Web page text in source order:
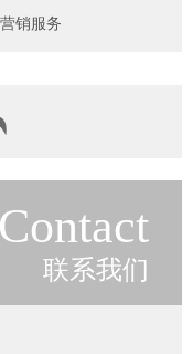
销服务
Contact
联系我们